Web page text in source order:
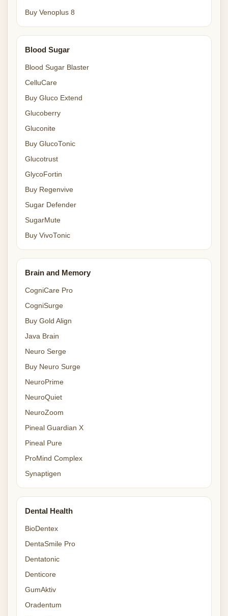
Buy Venoplus 8
Blood Sugar
Blood Sugar Blaster
CelluCare
Buy Gluco Extend
Glucoberry
Gluconite
Buy GlucoTonic
Glucotrust
GlycoFortin
Buy Regenvive
Sugar Defender
SugarMute
Buy VivoTonic
Brain and Memory
CogniCare Pro
CogniSurge
Buy Gold Align
Java Brain
Neuro Serge
Buy Neuro Surge
NeuroPrime
NeuroQuiet
NeuroZoom
Pineal Guardian X
Pineal Pure
ProMind Complex
Synaptigen
Dental Health
BioDentex
DentaSmile Pro
Dentatonic
Denticore
GumAktiv
Oradentum